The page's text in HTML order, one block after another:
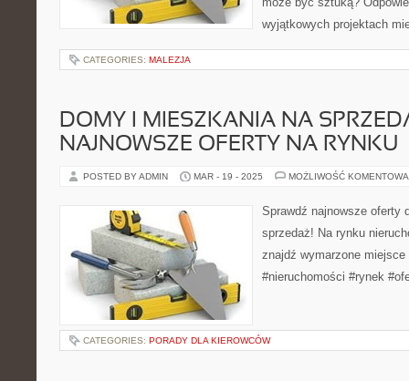
wyjątkowych projektach
CATEGORIES: MALEZJA
DOMY I MIESZKANIA NA
NAJNOWSZE OFERTY NA RYNKU
POSTED BY ADMIN MAR - 19 - 2025 MOŻLIWOŚĆ
Sprawdź najnowsze oferty
sprzedaż! Na rynku
znajdź wymarzone
#nieruchomości #rynek
CATEGORIES: PORADY DLA KIEROWCÓW